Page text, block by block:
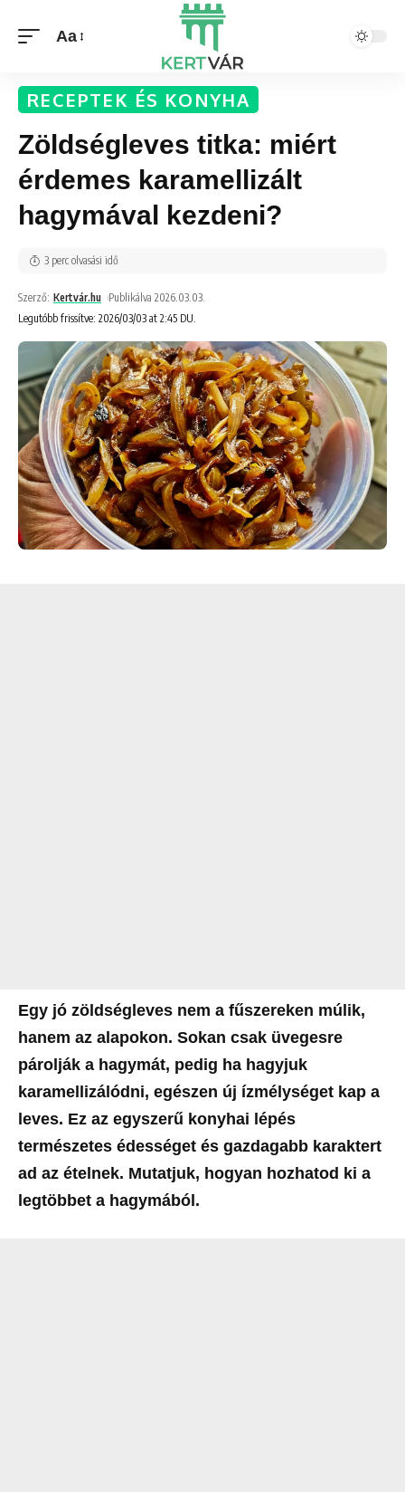
Aa
RECEPTEK ÉS KONYHA
Zöldségleves titka: miért
érdemes karamellizált
hagymával kezdeni?
Legutóbb frissítve: 2026/03/03 at 2:45 DU.
Szerző: Kertvár.hu Publikálva 2026.03.03.
3 perc olvasási idő
Egy jó zöldségleves nem a fűszereken múlik,
hanem az alapokon. Sokan csak üvegesre
párolják a hagymát, pedig ha hagyjuk
karamellizálódni, egészen új ízmélységet kap a
leves. Ez az egyszerű konyhai lépés
természetes édességet és gazdagabb karaktert
ad az ételnek. Mutatjuk, hogyan hozhatod ki a
legtöbbet a hagymából.